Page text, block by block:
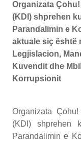
Organizata
(KDI) shprehen
Parandalimin e
aktuale siç është
Legjislacion,
Kuvendit dhe
Korrupsionit
Organizata
(KDI) shprehen
Parandalimin e